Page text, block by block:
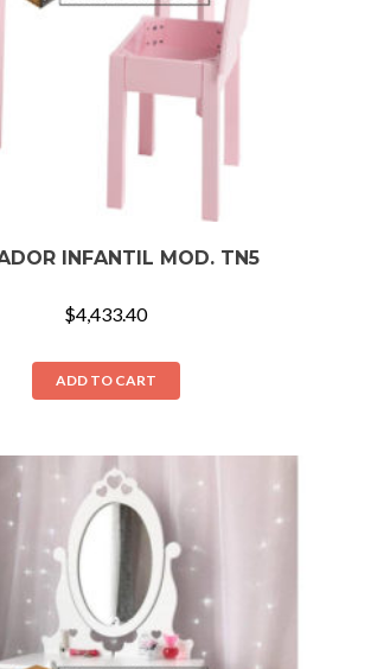
INFANTIL MOD. TN5
$4,433.40
ADD TO CART